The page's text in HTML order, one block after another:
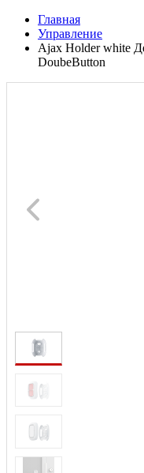
Главная
Управление
Ajax Holder white
DoubeButton